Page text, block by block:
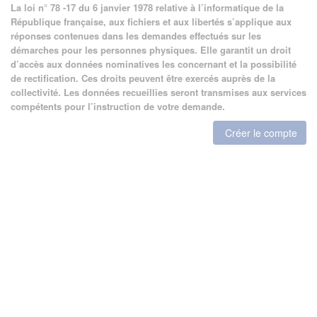
La loi n° 78 -17 du 6 janvier 1978 relative à l’informatique de la
République française, aux fichiers et aux libertés s’applique aux
réponses contenues dans les demandes effectués sur les
démarches pour les personnes physiques. Elle garantit un droit
d’accès aux données nominatives les concernant et la possibilité
de rectification. Ces droits peuvent être exercés auprès de la
collectivité. Les données recueillies seront transmises aux services
compétents pour l’instruction de votre demande.
Créer le compte